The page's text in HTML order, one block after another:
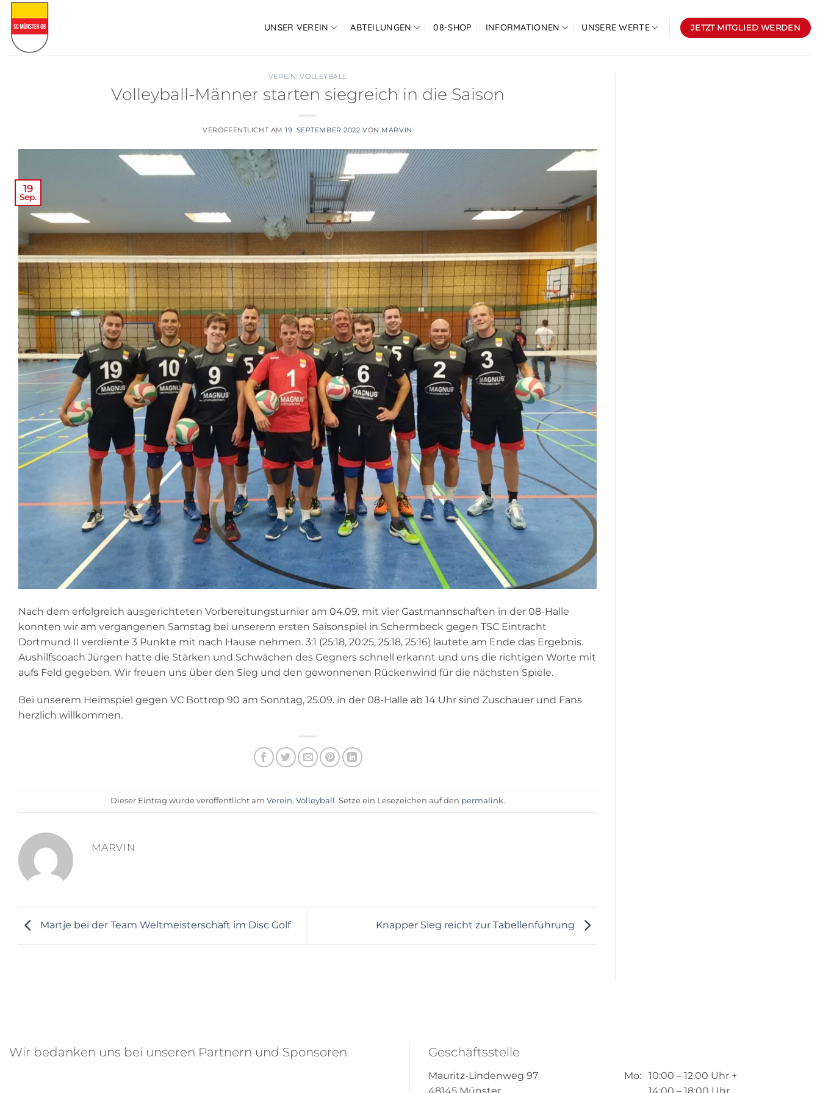
Zum
Inhalt
springen
UNSER VEREIN ABTEILUNGEN 08-SHOP INFORMATIONEN UNSERE WERTE JETZT MITGLIED WERDEN
VEREIN,VOLLEYBALL
Volleyball-Männer starten siegreich in die Saison
VERÖFFENTLICHT AM19. SEPTEMBER 2022 VON MARVIN
19
Sep.
Nach dem erfolgreich ausgerichteten Vorbereitungsturnier am 04.09. mit vier Gastmannschaften in der 08-Halle
konnten wir am vergangenen Samstag bei unserem ersten Saisonspiel in Schermbeck gegen TSC Eintracht
Dortmund II verdiente 3 Punkte mit nach Hause nehmen. 3:1 (25:18, 20:25, 25:18, 25:16) lautete am Ende das Ergebnis.
Aushilfscoach Jürgen hatte die Stärken und Schwächen des Gegners schnell erkannt und uns die richtigen Worte mit
aufs Feld gegeben. Wir freuen uns über den Sieg und den gewonnenen Rückenwind für die nächsten Spiele.
Bei unserem Heimspiel gegen VC Bottrop 90 am Sonntag, 25.09. in der 08-Halle ab 14 Uhr sind Zuschauer und Fans
herzlich willkommen.
Dieser Eintrag wurde veröffentlicht am Verein, Volleyball . Setze ein Lesezeichen auf den permalink.
MARVIN
Martje bei der Team Weltmeisterschaft im Disc Golf Knapper Sieg reicht zur Tabellenführung
Wir bedanken uns bei unseren Partnern und Sponsoren Geschäftsstelle
Mauritz-Lindenweg 97
Mo: 10:00 – 12.00 Uhr +